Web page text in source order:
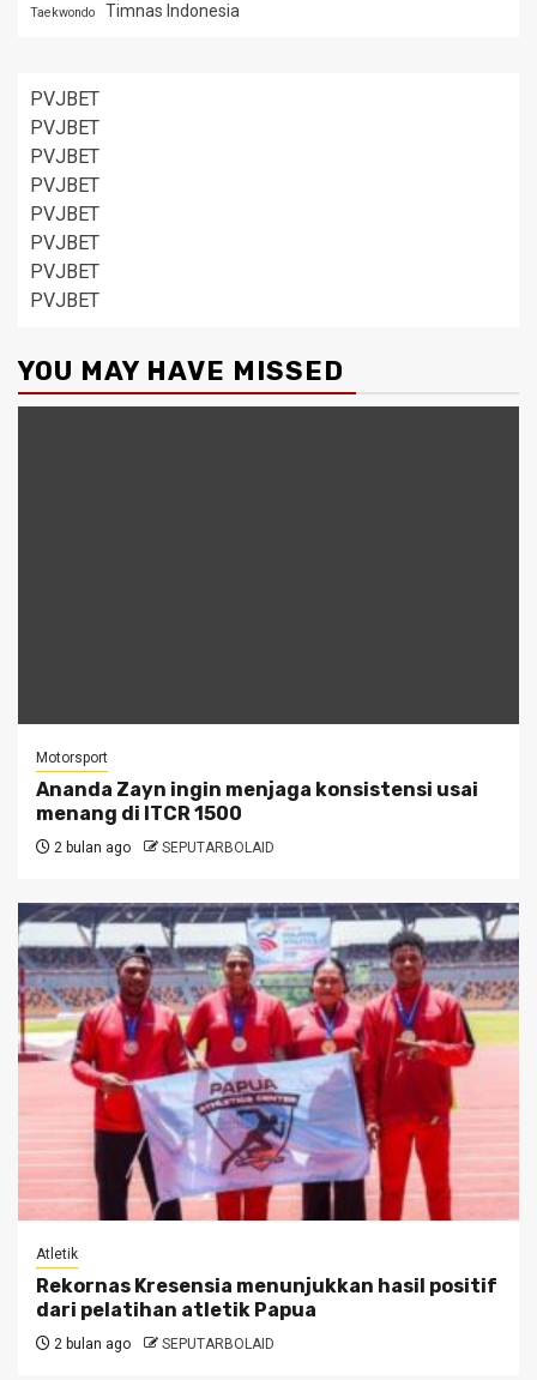
Taekwondo Timnas Indonesia
PVJBET
PVJBET
PVJBET
PVJBET
PVJBET
PVJBET
PVJBET
PVJBET
YOU MAY HAVE MISSED
Motorsport
Ananda Zayn ingin menjaga konsistensi usai
menang di ITCR 1500
2 bulan ago SEPUTARBOLAID
Atletik
Rekornas Kresensia menunjukkan hasil positif
dari pelatihan atletik Papua
2 bulan ago SEPUTARBOLAID